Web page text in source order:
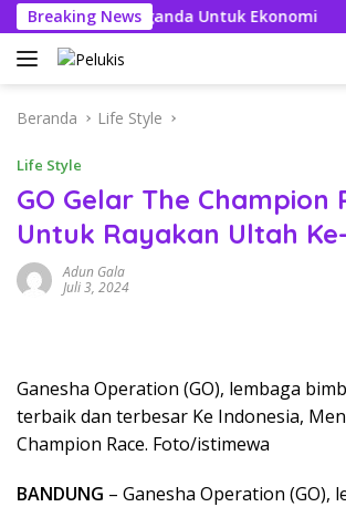
Langsung
ke
konten
Breaking News
Efek Berganda Untuk Ekonomi
Beranda Life Style
Life Style
GO Gelar The Champion
Untuk Rayakan Ultah
Adun Gala
Juli 3, 2024
Ganesha Operation (GO), lembaga
terbaik dan terbesar Ke Indonesia,
Champion Race. Foto/istimewa
BANDUNG – Ganesha Operation (GO),